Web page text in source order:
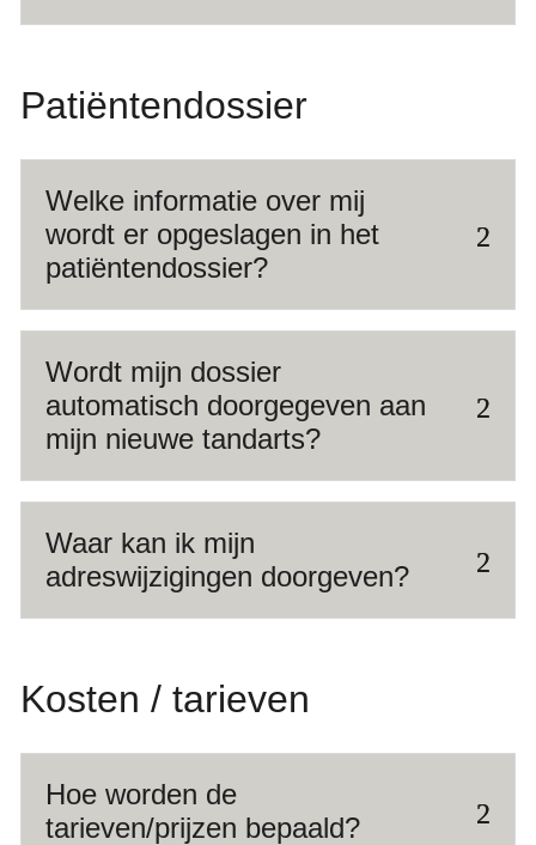
Patiëntendossier
Welke informatie over mij
wordt er opgeslagen in het
patiëntendossier?
Wordt mijn dossier
automatisch doorgegeven aan
mijn nieuwe tandarts?
Waar kan ik mijn
adreswijzigingen doorgeven?
Kosten / tarieven
Hoe worden de
tarieven/prijzen bepaald?